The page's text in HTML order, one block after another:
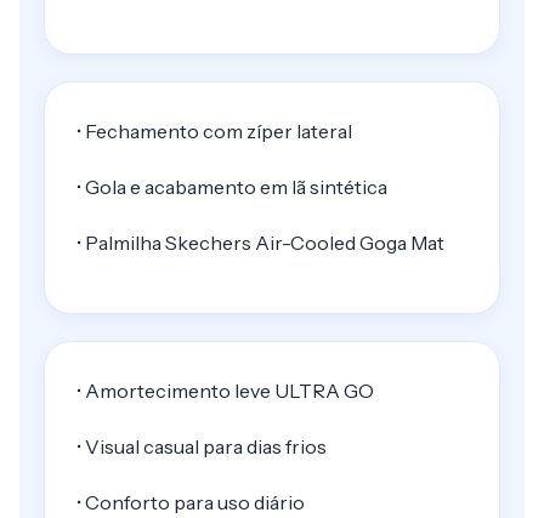
• Fechamento com zíper lateral
• Gola e acabamento em lã sintética
• Palmilha Skechers Air-Cooled Goga Mat
• Amortecimento leve ULTRA GO
• Visual casual para dias frios
• Conforto para uso diário